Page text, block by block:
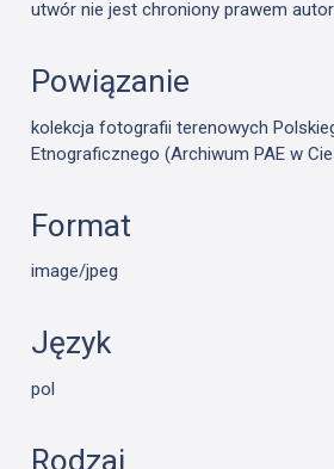
utwór nie jest chroniony prawem
Powiązanie
kolekcja fotografii terenowych
Etnograficznego (Archiwum PAE w
Format
image/jpeg
Język
pol
Rodzaj